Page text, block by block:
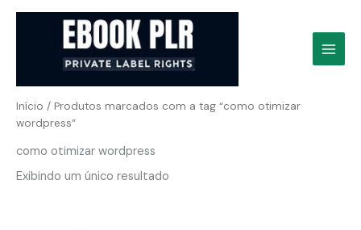
Início / Produtos marcados com a tag “como otimizar
wordpress”
como otimizar wordpress
Exibindo um único resultado